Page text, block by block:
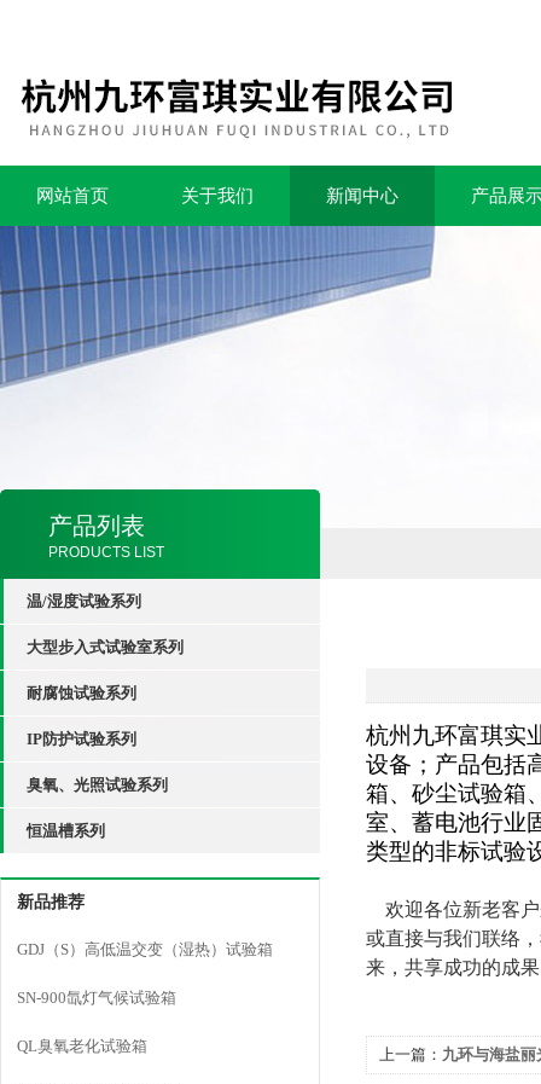
网站首页 关于我们 新闻中心 产品展
产品列表
PRODUCTS LIST
温/湿度试验系列
大型步入式试验室系列
耐腐蚀试验系列
IP防护试验系列
臭氧、光照试验系列
恒温槽系列
新品推荐
GDJ（S）高低温交变（湿热）试验箱
SN-900氙灯气候试验箱
QL臭氧老化试验箱
杭州九环富琪实
设备；产品包括
箱、砂尘试验箱
室、蓄电池行业
类型的非标试验
欢迎各位新老客户
或直接与我们联络
来，共享成功的成
上一篇： 九环与海盐